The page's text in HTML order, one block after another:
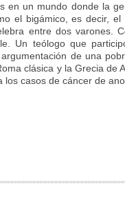
en un mundo donde la
el bigámico, es decir,
entre dos varones.
Un teólogo que
de una
clásica y la Grecia de
casos de cáncer de ano.